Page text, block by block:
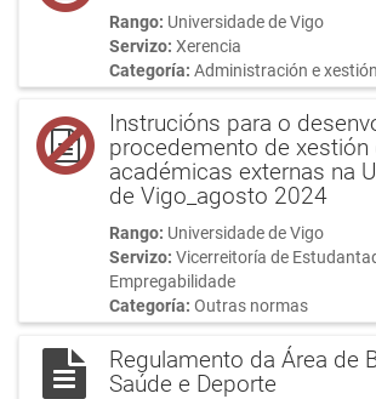
Rango: Universidade de Vigo
Servizo: Xerencia
Categoría: Administración e xestión
Instrucións para o
procedemento de xestión
académicas externas na
de Vigo_agosto 2024
Rango: Universidade de Vigo
Servizo: Vicerreitoría de
Empregabilidade
Categoría: Outras normas
Regulamento da Área de
Saúde e Deporte